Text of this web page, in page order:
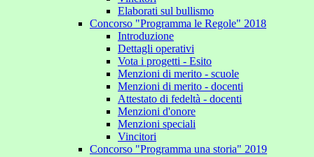
Elaborati sul bullismo
Concorso "Programma le Regole" 2018
Introduzione
Dettagli operativi
Vota i progetti - Esito
Menzioni di merito - scuole
Menzioni di merito - docenti
Attestato di fedeltà - docenti
Menzioni d'onore
Menzioni speciali
Vincitori
Concorso "Programma una storia" 2019